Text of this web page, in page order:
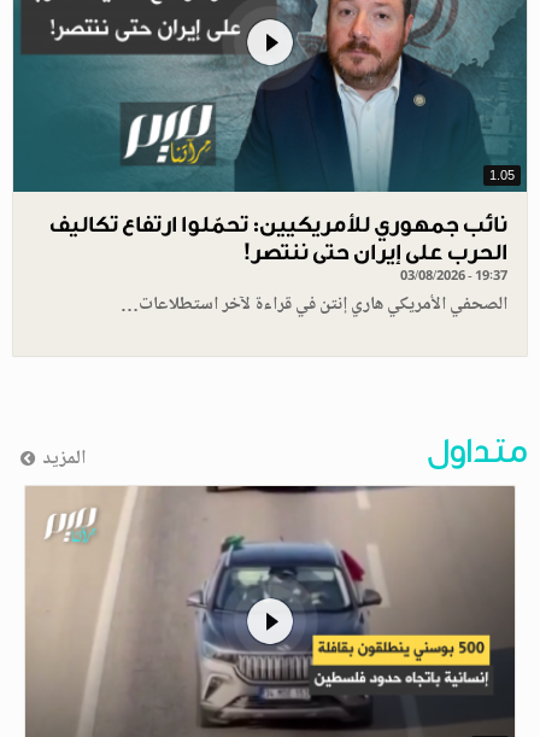
1.05
نائب جمهوري للأمريكيين: تحمّلوا ارتفاع تكاليف
الحرب على إيران حتى ننتصر!
03/08/2026 - 19:37
الصحفي الأمريكي هاري إنتن في قراءة لآخر استطلاعات…
متداول المزيد